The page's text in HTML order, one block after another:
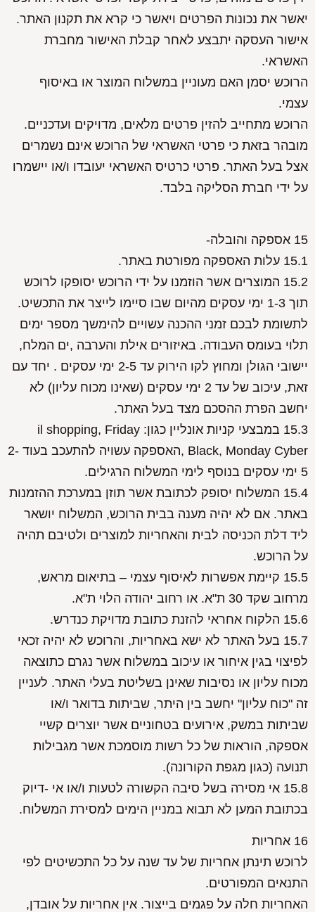
יאשר את נכונות הפרטים ויאשר כי קרא את תקנון האתר.
אישור העסקה יתבצע לאחר קבלת האישור מחברת
האשראי.
הרוכש יסמן האם מעוניין במשלוח המוצר או באיסוף
עצמי.
הרוכש מתחייב להזין פרטים מלאים, מדויקים ועדכניים.
מובהר בזאת כי פרטי האשראי של הרוכש אינם נשמרים
אצל בעל האתר. פרטי כרטיס האשראי יעובדו ו/או יישמרו
על ידי חברת הסליקה בלבד.
15 אספקה והובלה-
15.1 עלות האספקה מפורטת באתר.
15.2 המוצרים אשר הוזמנו על ידי הרוכש יסופקו לרוכש
תוך 1-3 ימי עסקים מהיום שבו סיימו לייצר את התכשיט.
לתשומת לבכם זמני ההכנה עשויים להימשך מספר ימים
תלוי בעומס העבודה. באיזורים אילת והערבה ,ים המלח,
יישובי הגולן ומחוץ לקו הירוק עד 2-5 ימי עסקים . יחד עם
זאת, עיכוב של עד 2 ימי עסקים (שאינו מכוח עליון) לא
יחשב הפרת ההסכם מצד בעל האתר.
15.3 במבצעי קניות אונליין כגון: il shopping, Friday
Black, Monday Cyber ,האספקה עשויה להתעכב בעוד 2-
5 ימי עסקים בנוסף לימי המשלוח הרגילים.
15.4 המשלוח יסופק לכתובת אשר תוזן במערכת ההזמנות
באתר. אם לא יהיה מענה בבית הרוכש, המשלוח יושאר
ליד דלת הכניסה לבית והאחריות למוצרים ולטיבם תהיה
על הרוכש.
15.5 קיימת אפשרות לאיסוף עצמי – בתיאום מראש,
מרחוב שקד 30 ת"א. או רחוב יהודה הלוי ת"א.
15.6 הלקוח אחראי להזנת כתובת מדויקת כנדרש.
15.7 בעל האתר לא ישא באחריות, והרוכש לא יהיה זכאי
לפיצוי בגין איחור או עיכוב במשלוח אשר נגרם כתוצאה
מכוח עליון או נסיבות שאינן בשליטת בעלי האתר. לעניין
זה "כוח עליון" יחשב בין היתר, שביתות בדואר ו/או
שביתות במשק, אירועים בטחוניים אשר יוצרים קשיי
אספקה, הוראות של כל רשות מוסמכת אשר מגבילות
תנועה (כגון מגפת הקורונה).
15.8 אי מסירה בשל סיבה הקשורה לטעות ו/או אי -דיוק
בכתובת המען לא תבוא במניין הימים למסירת המשלוח.
16 אחריות
לרוכש תינתן אחריות של עד שנה על כל התכשיטים לפי
התנאים המפורטים.
האחריות חלה על פגמים בייצור. אין אחריות על אובדן,